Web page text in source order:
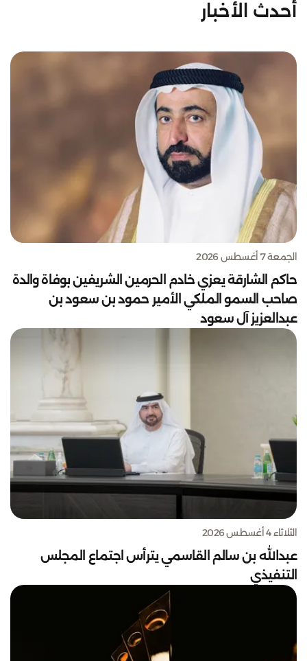
أحدث الأخبار
الجمعة 7 أغسطس 2026
حاكم الشارقة يعزي خادم الحرمين الشريفين بوفاة والدة
صاحب السمو الملكي الأمير حمود بن سعود بن
عبدالعزيز آل سعود
الثلاثاء 4 أغسطس 2026
عبدالله بن سالم القاسمي يترأس اجتماع المجلس
التنفيذي